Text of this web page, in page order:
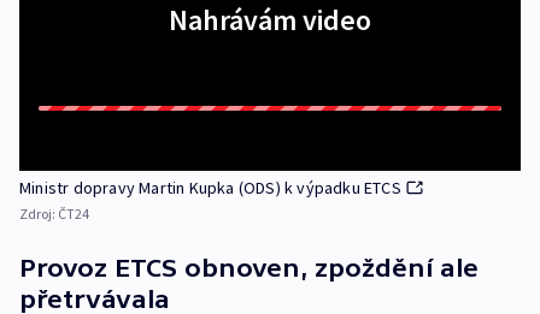
Nahrávám video
Ministr dopravy Martin Kupka (ODS) k výpadku ETCS
Zdroj: ČT24
Provoz ETCS obnoven, zpoždění ale
přetrvávala